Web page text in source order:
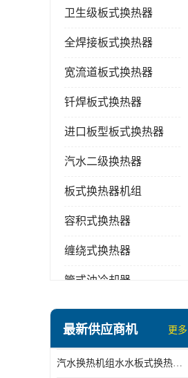
卫生级板式换热器
全焊接板式换热器
宽流道板式换热器
钎焊板式换热器
进口板型板式换热器
汽水二级换热器
板式换热器机组
容积式换热器
缠绕式换热器
管式油冷却器
盘管换热
变频供水机组
最新供应商机 更多
汽水换热机组水水板式换热机组板式热交换机组厂家专业定制